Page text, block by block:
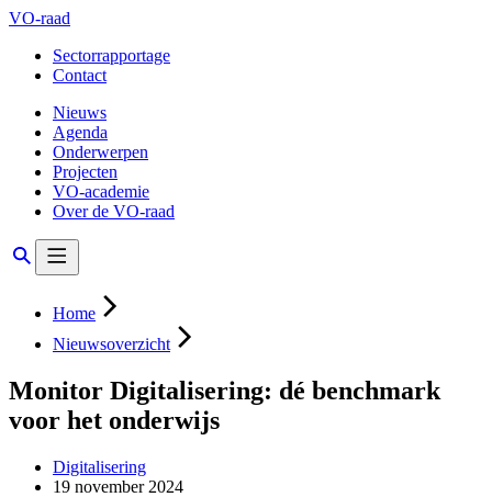
VO-raad
Sectorrapportage
Contact
Nieuws
Agenda
Onderwerpen
Projecten
VO-academie
Over de VO-raad
Home
Nieuwsoverzicht
Monitor Digitalisering: dé benchmark
voor het onderwijs
Digitalisering
19 november 2024